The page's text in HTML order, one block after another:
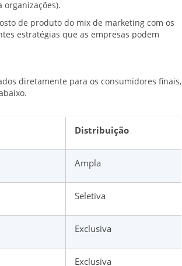
de produto do mix de marketing com os
estratégias que as empresas podem
diretamente para os consumidores finais,
Distribuição
Ampla
Seletiva
Exclusiva
Exclusiva